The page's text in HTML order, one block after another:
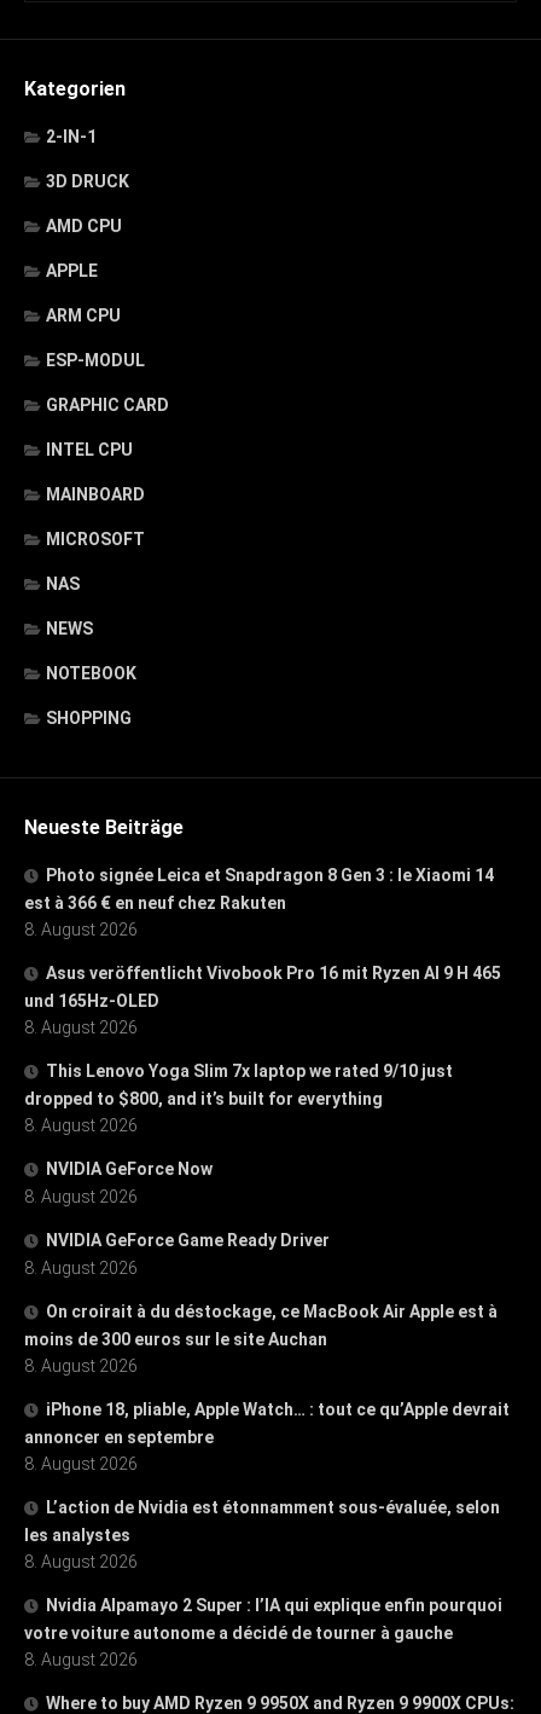
Kategorien
2-IN-1
3D DRUCK
AMD CPU
APPLE
ARM CPU
ESP-MODUL
GRAPHIC CARD
INTEL CPU
MAINBOARD
MICROSOFT
NAS
NEWS
NOTEBOOK
SHOPPING
Neueste Beiträge
Photo signée Leica et Snapdragon 8 Gen 3 : le Xiaomi 14
est à 366 € en neuf chez Rakuten
8. August 2026
Asus veröffentlicht Vivobook Pro 16 mit Ryzen AI 9 H 465
und 165Hz-OLED
8. August 2026
This Lenovo Yoga Slim 7x laptop we rated 9/10 just
dropped to $800, and it’s built for everything
8. August 2026
NVIDIA GeForce Now
8. August 2026
NVIDIA GeForce Game Ready Driver
8. August 2026
On croirait à du déstockage, ce MacBook Air Apple est à
moins de 300 euros sur le site Auchan
8. August 2026
iPhone 18, pliable, Apple Watch… : tout ce qu’Apple devrait
annoncer en septembre
8. August 2026
L’action de Nvidia est étonnamment sous-évaluée, selon
les analystes
8. August 2026
Nvidia Alpamayo 2 Super : l’IA qui explique enfin pourquoi
votre voiture autonome a décidé de tourner à gauche
8. August 2026
Where to buy AMD Ryzen 9 9950X and Ryzen 9 9900X CPUs: